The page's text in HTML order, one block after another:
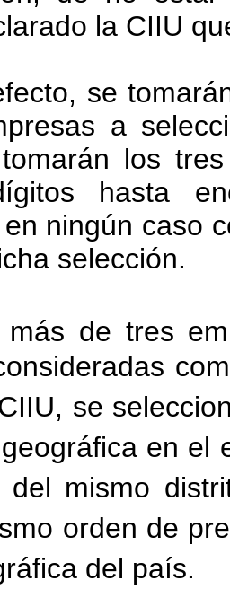
la CIIU
se
a
los
hasta
ningún caso
selección.
de tres
se
en el
del mismo
orden de
del país.